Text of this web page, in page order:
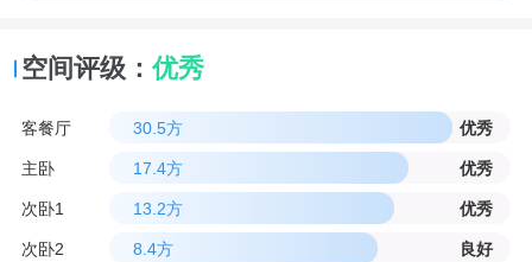
空间评级： 优秀
客餐厅 30.5方 优秀
主卧 17.4方 优秀
次卧1 13.2方 优秀
次卧2 8.4方 良好